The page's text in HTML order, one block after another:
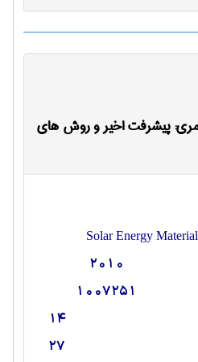
پیشرفت اخیر و روش های
Solar Energy
2010
1007251
14
27